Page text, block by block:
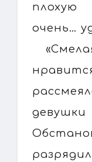
плохую
очень…